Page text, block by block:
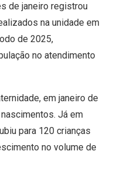
de janeiro registrou
na unidade em
de 2025,
no atendimento
em janeiro de
Já em
para 120 crianças
no volume de